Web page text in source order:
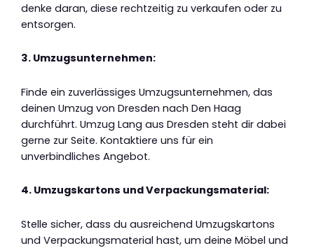
denke daran, diese rechtzeitig zu verkaufen oder zu
entsorgen.
3. Umzugsunternehmen:
Finde ein zuverlässiges Umzugsunternehmen, das
deinen Umzug von Dresden nach Den Haag
durchführt. Umzug Lang aus Dresden steht dir dabei
gerne zur Seite. Kontaktiere uns für ein
unverbindliches Angebot.
4. Umzugskartons und Verpackungsmaterial:
Stelle sicher, dass du ausreichend Umzugskartons
und Verpackungsmaterial hast, um deine Möbel und